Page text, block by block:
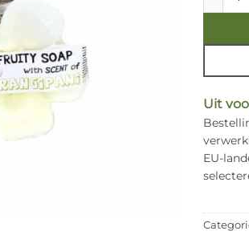
Uit
EU-